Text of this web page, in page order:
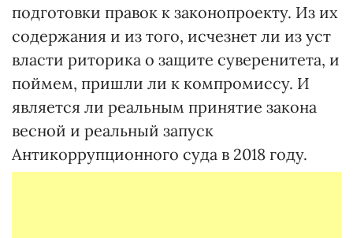
подготовки правок к законопроекту. Из их
содержания и из того, исчезнет ли из уст
власти риторика о защите суверенитета, и
поймем, пришли ли к компромиссу. И
является ли реальным принятие закона
весной и реальный запуск
Антикоррупционного суда в 2018 году.